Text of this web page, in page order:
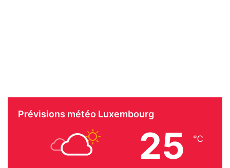
Prévisions météo Luxembourg
25 ℃